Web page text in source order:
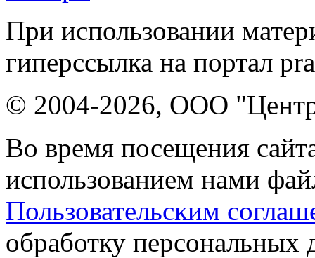
При использовании
гиперссылка на портал
© 2004-2026, ООО "Центр
Во время посещения
использованием нами
Пользовательским
обработку персональных